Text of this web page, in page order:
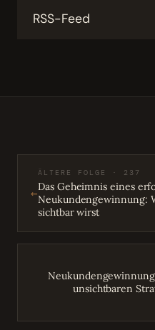
RSS-Feed
←
ÄLTERE FOLGE · 237
Das Geheimnis eines
Neukundengewinnung:
sichtbar wirst
unsichtbaren